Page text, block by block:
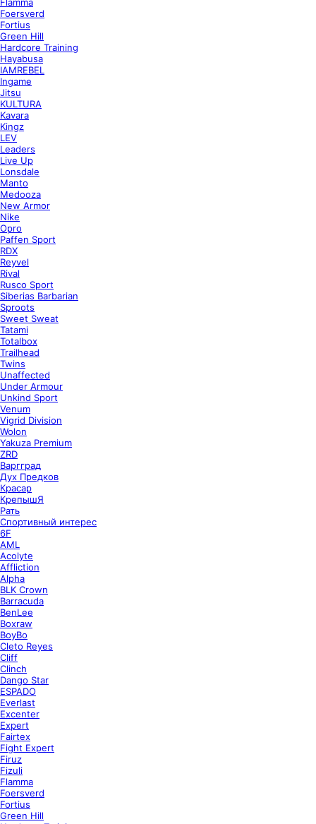
Foersverd
Fortius
Green Hill
Hardcore Training
Hayabusa
IAMREBEL
Ingame
Jitsu
KULTURA
Kavara
Kingz
LEV
Leaders
Live Up
Lonsdale
Manto
Medooza
New Armor
Nike
Opro
Paffen Sport
RDX
Reyvel
Rival
Rusco Sport
Siberias Barbarian
Sproots
Sweet Sweat
Tatami
Totalbox
Trailhead
Twins
Unaffected
Under Armour
Unkind Sport
Venum
Vigrid Division
Wolon
Yakuza Premium
ZRD
Варгград
Дух Предков
Красар
КрепышЯ
Рать
Спортивный интерес
6F
AML
Acolyte
Affliction
Alpha
BLK Crown
Barracuda
BenLee
Boxraw
BoyBo
Cleto Reyes
Cliff
Clinch
Dango Star
ESPADO
Everlast
Excenter
Expert
Fairtex
Fight Expert
Firuz
Fizuli
Flamma
Foersverd
Fortius
Green Hill